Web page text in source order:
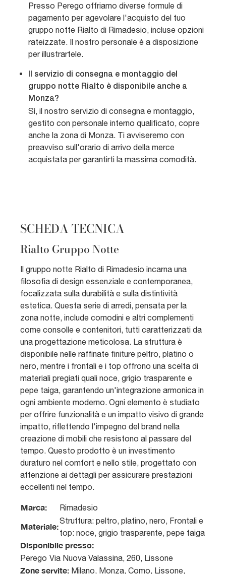
Presso Perego offriamo diverse formule di
pagamento per agevolare l'acquisto del tuo
gruppo notte Rialto di Rimadesio, incluse opzioni
rateizzate. Il nostro personale è a disposizione
per illustrartele.
Il servizio di consegna e montaggio del
gruppo notte Rialto è disponibile anche a
Monza?
Sì, il nostro servizio di consegna e montaggio,
gestito con personale interno qualificato, copre
anche la zona di Monza. Ti avviseremo con
preavviso sull'orario di arrivo della merce
acquistata per garantirti la massima comodità.
SCHEDA TECNICA
Rialto Gruppo Notte
Il gruppo notte Rialto di Rimadesio incarna una
filosofia di design essenziale e contemporanea,
focalizzata sulla durabilità e sulla distintività
estetica. Questa serie di arredi, pensata per la
zona notte, include comodini e altri complementi
come consolle e contenitori, tutti caratterizzati da
una progettazione meticolosa. La struttura è
disponibile nelle raffinate finiture peltro, platino o
nero, mentre i frontali e i top offrono una scelta di
materiali pregiati quali noce, grigio trasparente e
pepe taiga, garantendo un'integrazione armonica in
ogni ambiente moderno. Ogni elemento è studiato
per offrire funzionalità e un impatto visivo di grande
impatto, riflettendo l'impegno del brand nella
creazione di mobili che resistono al passare del
tempo. Questo prodotto è un investimento
duraturo nel comfort e nello stile, progettato con
attenzione ai dettagli per assicurare prestazioni
eccellenti nel tempo.
Marca: Rimadesio
Materiale:
Struttura: peltro, platino, nero, Frontali e
top: noce, grigio trasparente, pepe taiga
Disponibile presso:
Perego Via Nuova Valassina, 260, Lissone
Zone servite: Milano, Monza, Como, Lissone,